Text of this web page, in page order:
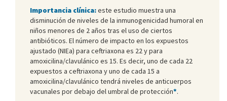
Importancia clínica:este estudio muestra una
disminución de niveles de la inmunogenicidad humoral en
niños menores de 2 años tras el uso de ciertos
antibióticos. El número de impacto en los expuestos
ajustado (NIEa) para ceftriaxona es 22 y para
amoxicilina/clavulánico es 15. Es decir, uno de cada 22
expuestos a ceftriaxona y uno de cada 15 a
amoxicilina/clavulánico tendrá niveles de anticuerpos
vacunales por debajo del umbral de protección*.